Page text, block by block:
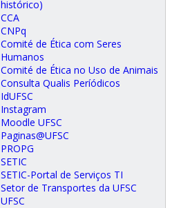
histórico)
CCA
CNPq
Comité de Ética com Seres
Humanos
Comité de Ética no Uso de Animais
Consulta Qualis Períódicos
IdUFSC
Instagram
Moodle UFSC
Paginas@UFSC
PROPG
SETIC
SETIC-Portal de Serviços TI
Setor de Transportes da UFSC
UFSC